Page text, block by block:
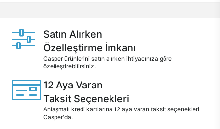
Satın Alırken
Özelleştirme İmkanı
Casper ürünlerini satın alırken ihtiyacınıza göre
özelleştirebilirsiniz.
12 Aya Varan
Taksit Seçenekleri
Anlaşmalı kredi kartlarına 12 aya varan taksit seçenekleri
Casper'da.